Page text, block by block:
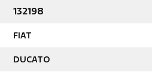
132198
FIAT
DUCATO